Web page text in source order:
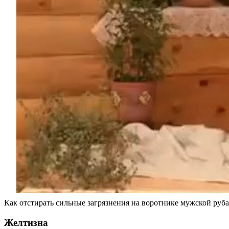
Как отстирать сильные загрязнения на воротнике мужской
Желтизна